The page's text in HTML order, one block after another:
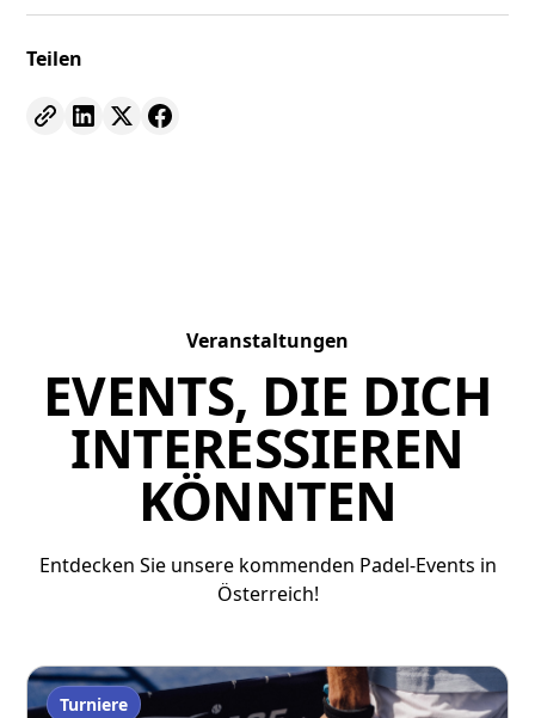
Teilen
Veranstaltungen
EVENTS, DIE DICH
INTERESSIEREN
KÖNNTEN
Entdecken Sie unsere kommenden Padel-Events in
Österreich!
Turniere